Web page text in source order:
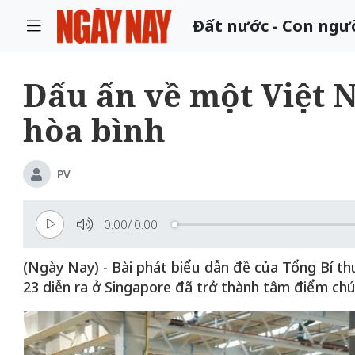
Đất nước - Con
Dấu ấn về một Việt
hòa bình
PV
0:00/ 0:00
(Ngày Nay) - Bài phát biểu dẫn đề của Tổng Bí
23 diễn ra ở Singapore đã trở thành tâm điểm